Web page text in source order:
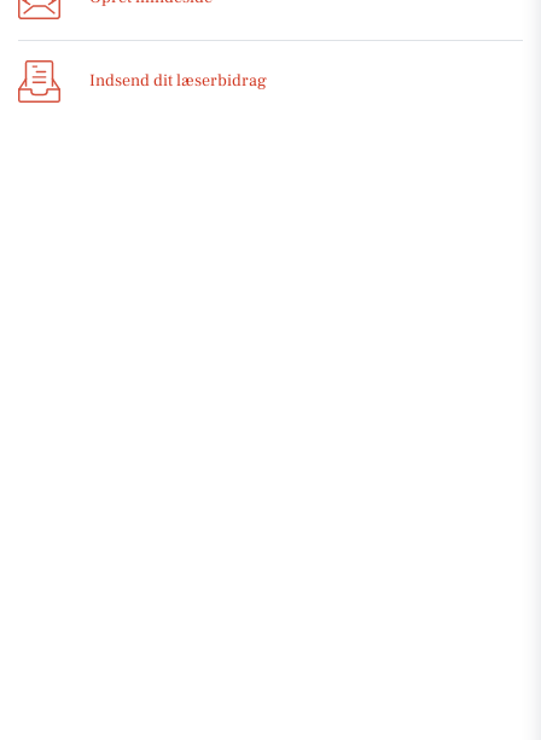
Indsend dit læserbidrag